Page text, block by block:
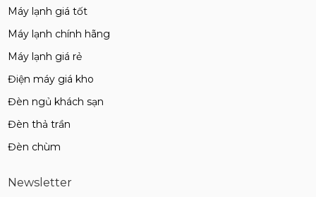
Máy lạnh giá tốt
Máy lạnh chính hãng
Máy lạnh giá rẻ
Điện máy giá kho
Đèn ngủ khách sạn
Đèn thả trần
Đèn chùm
Newsletter